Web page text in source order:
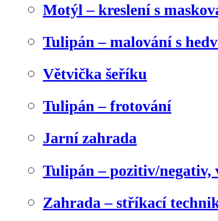
Motýl – kreslení s
Tulipán – malování s
Větvička šeříku
Tulipán – frotování
Jarní zahrada
Tulipán – pozitiv/negativ,
Zahrada – stříkací